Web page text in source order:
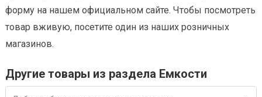
форму на нашем официальном сайте. Чтобы посмотреть
товар вживую, посетите один из наших розничных
магазинов.
Другие товары из раздела Емкости